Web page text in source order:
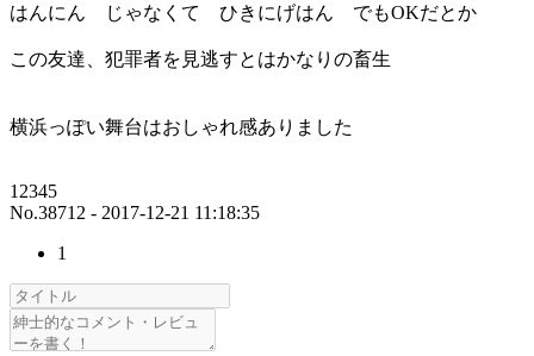
はんにん じゃなくて ひきにげはん でもOKだとか
この友達、犯罪者を見逃すとはかなりの畜生
横浜っぽい舞台はおしゃれ感ありました
12345
No.38712 - 2017-12-21 11:18:35
1